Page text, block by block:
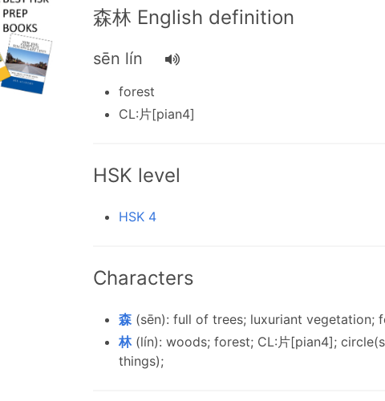
森林 English definition
sēn lín
forest
CL:片[pian4]
HSK level
HSK 4
Characters
森 (sēn): full of trees; luxuriant vegetation;
林(lín): woods; forest; CL:片[pian4];
things);